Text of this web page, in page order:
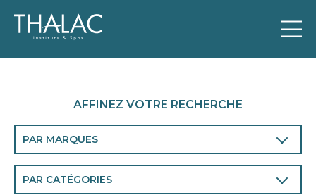
AFFINEZ VOTRE RECHERCHE
PAR MARQUES
THALAC
PAR CATÉGORIES